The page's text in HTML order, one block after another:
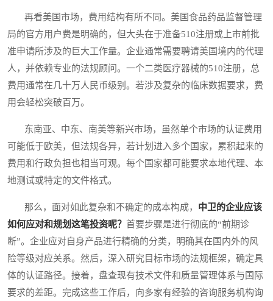
再看美国市场，费用结构有所不同。美国食品药品监督管理
局的官方用户费是明确的，但大头在于准备510注册或上市前批
准申请所涉及的巨大工作量。企业通常需要聘请美国境内的代理
人，并依赖专业的法规顾问。一个二类医疗器械的510注册，总
费用通常在几十万人民币级别。若涉及复杂的临床数据要求，费
用会轻松突破百万。
东南亚、中东、南美等新兴市场，虽然单个市场的认证费用
可能低于欧美，但法规各异，若计划进入多个国家，累积起来的
费用和行政负担也相当可观。每个国家都可能要求本地代理、本
地测试或特定的文件格式。
那么，面对如此复杂和不确定的成本构成， 中卫的企业应该
如何应对和规划这笔投资呢？ 首要步骤是进行彻底的“前期诊
断”。企业应对自身产品进行精确的分类，明确其在国内外的风
险等级对应关系。然后，深入研究目标市场的法规框架，确定具
体的认证路径。接着，盘查现有技术文件和质量管理体系与国际
要求的差距。完成这些工作后，向多家有经验的咨询服务机构询